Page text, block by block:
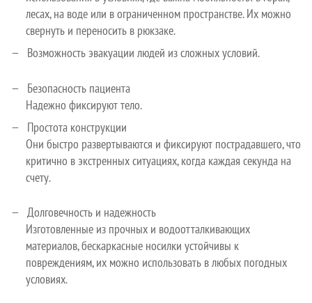
лесах, на воде или в ограниченном пространстве. Их можно
свернуть и переносить в рюкзаке.
Возможность эвакуации людей из сложных условий.
Безопасность пациента
Надежно фиксируют тело.
Простота конструкции
Они быстро развертываются и фиксируют пострадавшего, что
критично в экстренных ситуациях, когда каждая секунда на
счету.
Долговечность и надежность
Изготовленные из прочных и водоотталкивающих
материалов, бескаркасные носилки устойчивы к
повреждениям, их можно использовать в любых погодных
условиях.